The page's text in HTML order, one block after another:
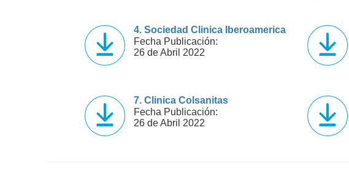
4. Sociedad Clinica Iberoamerica
Fecha Publicación:
26 de Abril 2022
7. Clinica Colsanitas
Fecha Publicación:
26 de Abril 2022